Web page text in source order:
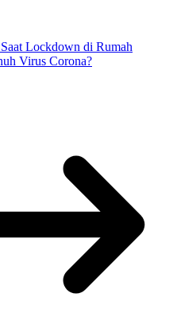
Lockdown di Rumah
Virus Corona?